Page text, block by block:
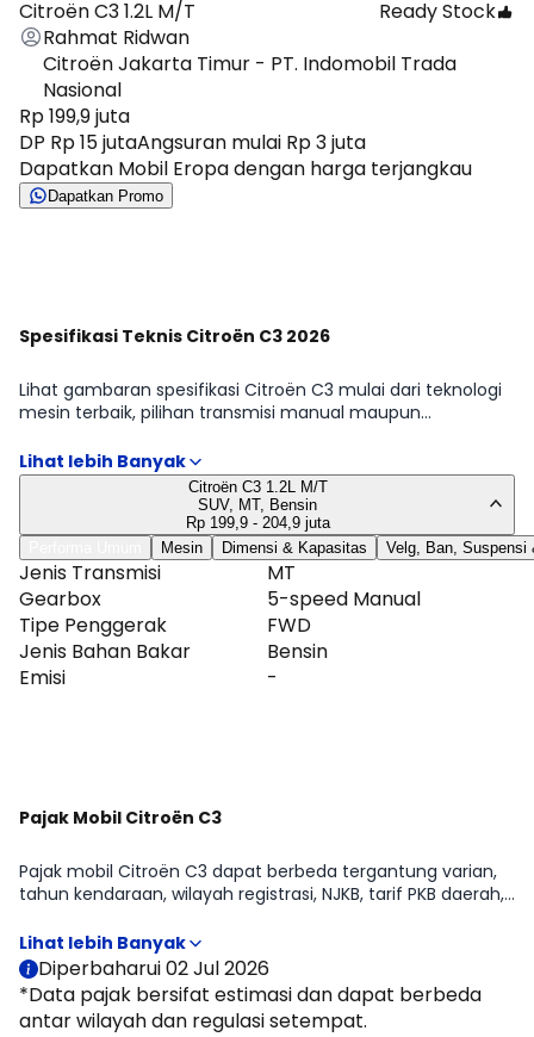
Citroën C3 1.2L M/T
Ready Stock
Rahmat Ridwan
Citroën Jakarta Timur - PT. Indomobil Trada
Nasional
Rp 199,9 juta
DP Rp 15 jutaAngsuran mulai Rp 3 juta
Dapatkan Mobil Eropa dengan harga terjangkau
Dapatkan Promo
Spesifikasi Teknis Citroën C3 2026
Lihat gambaran spesifikasi Citroën C3 mulai dari teknologi
mesin terbaik, pilihan transmisi manual maupun
Kami fokus pada hal yang memengaruhi penggunaan
sehari-hari: efisiensi, kemudahan manuver, dan perawatan.
Tabel lengkap tersedia di halaman Spesifikasi Citroën C3.
Citroën C3 1.2L M/T
SUV, MT, Bensin
Rp 199,9 - 204,9 juta
Mesin Dimensi & Kapasitas Velg, Ban, Suspensi
Jenis Transmisi
MT
Gearbox
5-speed Manual
Tipe Penggerak
FWD
Jenis Bahan Bakar
Bensin
Emisi
-
Pajak Mobil Citroën C3
Pajak mobil Citroën C3 dapat berbeda tergantung varian,
tahun kendaraan, wilayah registrasi, NJKB, tarif PKB daerah,
ini, Moladin menyajikan estimasi pajak tahunan dan pajak 5
tahunan Citroën C3 untuk membantu memperkirakan
biaya kepemilikan sebelum membeli mobil.
Diperbaharui 02 Jul 2026
*Data pajak bersifat estimasi dan dapat berbeda
antar wilayah dan regulasi setempat.